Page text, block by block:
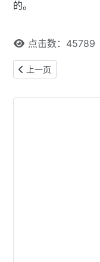
的。
点击数：45789
上一篇文章: 经验类移
上一页